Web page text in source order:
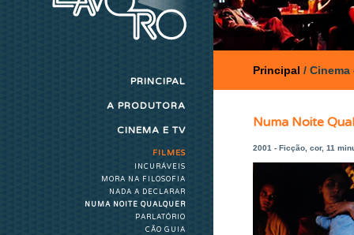
PRINCIPAL
A PRODUTORA
CINEMA E TV
FILMES
INCURÁVEIS
MORA NA FILOSOFIA
NADA A DECLARAR
NUMA NOITE QUALQUER
PARLATÓRIO
CÃO GUIA
Principal / Cinema
Numa Noite
2001 - Ficção, cor, 11